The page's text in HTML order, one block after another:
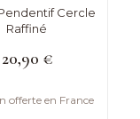
Cercle
Raffiné
20,90 €
offerte en France